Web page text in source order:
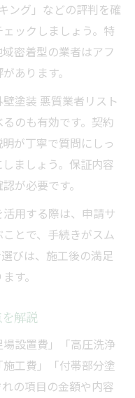
える実践アイデア
る実践術を解説
比較で得するコツ
を成功させる方法
ング」などの評判を確
ックしましょう。特
密着型の業者はアフ
あります。
塗装 悪質業者リスト
のも有効です。契約
が丁寧で質問にしっ
ましょう。保証内容
が必要です。
用する際は、申請サ
とで、手続きがスム
びは、施工後の満足
す。
解説
設置費」「高圧洗浄
工費」「付帯部分塗
の項目の金額や内容